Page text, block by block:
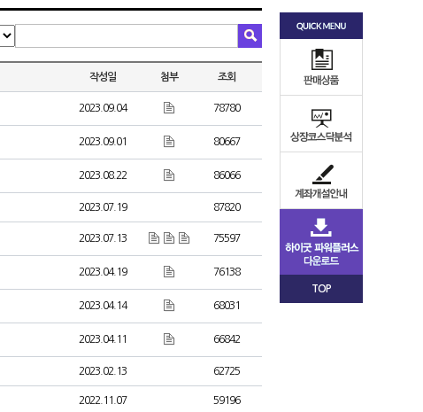
작성일 첨부 조회
2023.09.04 78780
2023.09.01 80667
2023.08.22 86066
2023.07.19 87820
2023.07.13 75597
2023.04.19 76138
2023.04.14 68031
2023.04.11 66842
2023.02.13 62725
2022.11.07 59196
TOP